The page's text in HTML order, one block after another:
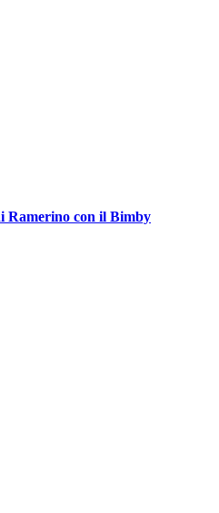
Ramerino con il Bimby